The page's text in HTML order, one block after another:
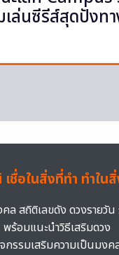
ล่นซีรีส์สุดปังท
ชื่อในสิ่งที่ทำ ทำใน
ล สถิติเลขดัง ดวงรายวัน
พร้อมแนะนำวิธีเสริมดวง
กรรมเสริมความเป็นมงค